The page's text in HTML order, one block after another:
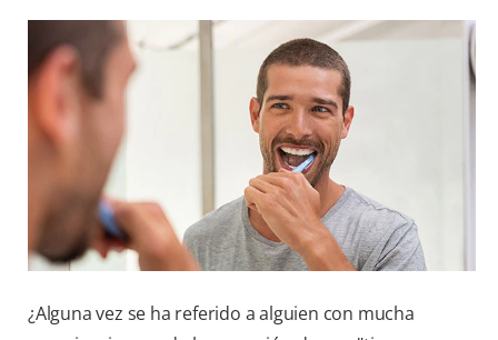
PARA PROFESIONALES
SUSCRÍBASE
¿Alguna vez se ha referido a alguien con mucha